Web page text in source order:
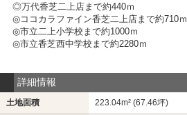
◎万代香芝二上店まで約440ｍ
◎ココカラファイン香芝二上店まで約710ｍ
◎市立二上小学校まで約1000ｍ
◎市立香芝西中学校まで約2280ｍ
詳細情報
土地面積 223.04m² (67.46坪)